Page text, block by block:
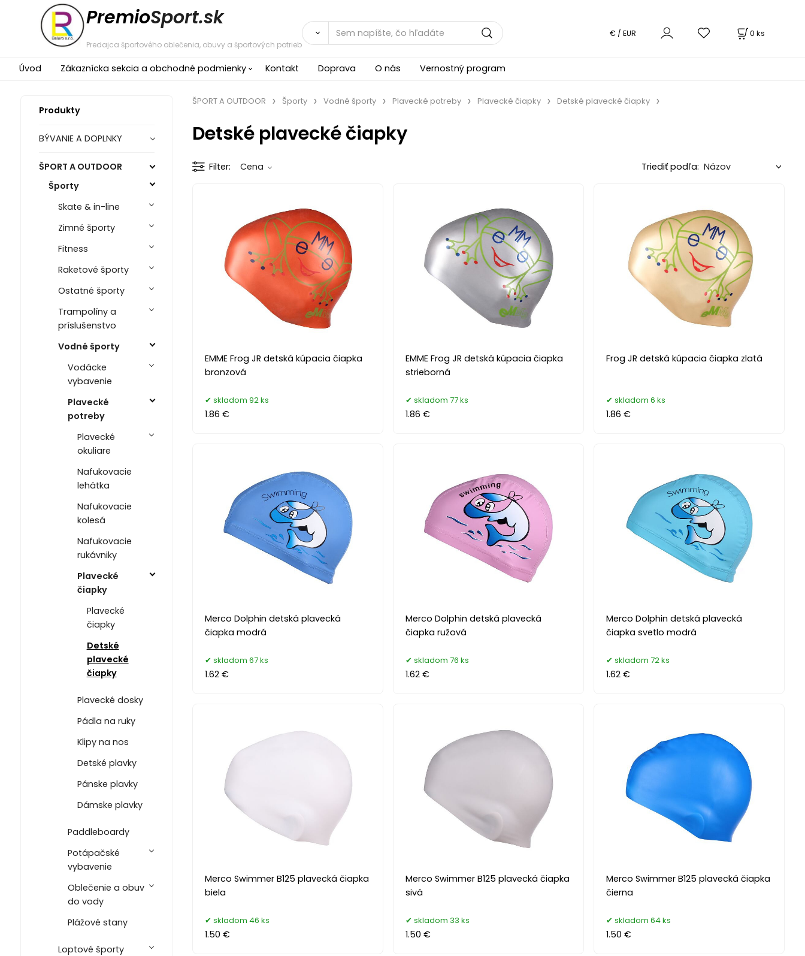
PremioSport.sk
Predajca športového oblečenia, obuvy a športových potrieb
0 ks
€ / EUR
Úvod Zákaznícka sekcia a obchodné podmienky Kontakt Doprava O nás Vernostný program
Produkty
BÝVANIE A DOPLNKY
ŠPORT A OUTDOOR
Športy
Skate & in-line
Zimné športy
Fitness
Raketové športy
Ostatné športy
Trampolíny a
príslušenstvo
Vodné športy
Vodácke
vybavenie
Plavecké
potreby
Plavecké
okuliare
Nafukovacie
lehátka
Nafukovacie
kolesá
Nafukovacie
rukávniky
Plavecké
čiapky
Plavecké
čiapky
Detské
plavecké
čiapky
Plavecké dosky
Pádla na ruky
Klipy na nos
Detské plavky
Pánske plavky
Dámske plavky
Paddleboardy
Potápačské
vybavenie
Oblečenie a obuv
do vody
Plážové stany
Loptové športy
ŠPORT A OUTDOOR Športy Vodné športy Plavecké potreby Plavecké čiapky Detské plavecké čiapky
Detské plavecké čiapky
Filter Cena Triediť podľa:
EMME Frog JR detská kúpacia čiapka
bronzová
skladom 92 ks
1.86 €
EMME Frog JR detská kúpacia čiapka
strieborná
skladom 77 ks
1.86 €
Frog JR detská kúpacia čiapka zlatá
skladom 6 ks
1.86 €
Merco Dolphin detská plavecká
čiapka modrá
skladom 67 ks
1.62 €
Merco Dolphin detská plavecká
čiapka ružová
skladom 76 ks
1.62 €
Merco Dolphin detská plavecká
čiapka svetlo modrá
skladom 72 ks
1.62 €
Merco Swimmer B125 plavecká čiapka
biela
skladom 46 ks
1.50 €
Merco Swimmer B125 plavecká čiapka
sivá
skladom 33 ks
1.50 €
Merco Swimmer B125 plavecká čiapka
čierna
skladom 64 ks
1.50 €